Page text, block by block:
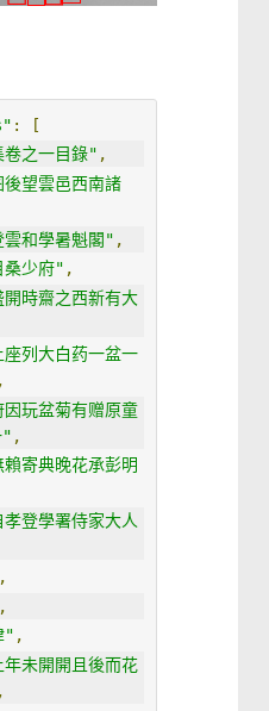
:
[
卷之一目錄" ,
望雲邑西南諸
雲和學暑魁閣" ,
桑少府" ,
時齋之西新有大
列大白药一盆一
,
玩盆菊有赠原童
" ,
寄典晚花承彭明
登學署侍家大人
,
,
" ,
未開開且後而花
,